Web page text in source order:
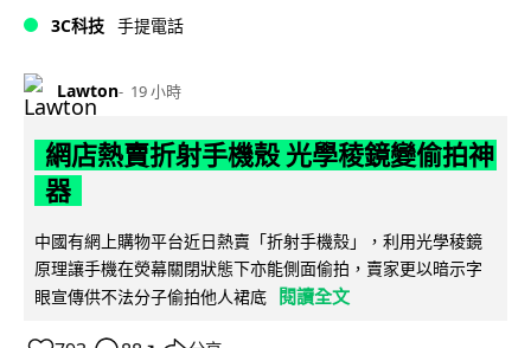
3C科技 手提電話
Lawton 19 小時
網店熱賣折射手機殼 光學稜鏡變偷拍神
器
中國有網上購物平台近日熱賣「折射手機殼」，利用光學稜鏡
原理讓手機在熒幕關閉狀態下亦能側面偷拍，賣家更以暗示字
眼宣傳供不法分子偷拍他人裙底
閱讀全文